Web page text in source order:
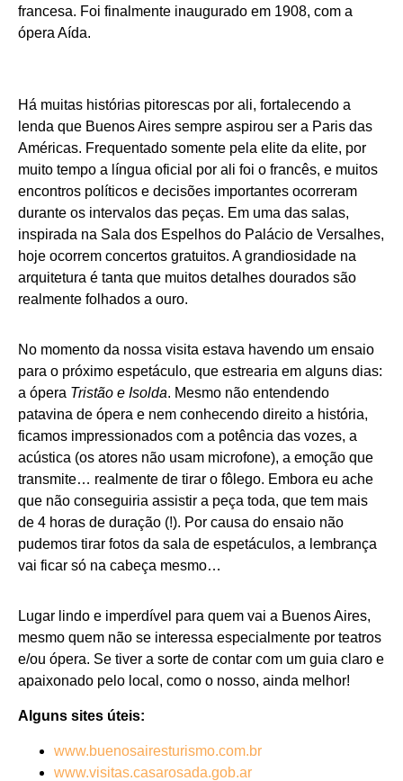
francesa. Foi finalmente inaugurado em 1908, com a
ópera Aída.
Há muitas histórias pitorescas por ali, fortalecendo a
lenda que Buenos Aires sempre aspirou ser a Paris das
Américas. Frequentado somente pela elite da elite, por
muito tempo a língua oficial por ali foi o francês, e muitos
encontros políticos e decisões importantes ocorreram
durante os intervalos das peças. Em uma das salas,
inspirada na Sala dos Espelhos do Palácio de Versalhes,
hoje ocorrem concertos gratuitos. A grandiosidade na
arquitetura é tanta que muitos detalhes dourados são
realmente folhados a ouro.
No momento da nossa visita estava havendo um ensaio
para o próximo espetáculo, que estrearia em alguns dias:
a ópera Tristão e Isolda. Mesmo não entendendo
patavina de ópera e nem conhecendo direito a história,
ficamos impressionados com a potência das vozes, a
acústica (os atores não usam microfone), a emoção que
transmite… realmente de tirar o fôlego. Embora eu ache
que não conseguiria assistir a peça toda, que tem mais
de 4 horas de duração (!). Por causa do ensaio não
pudemos tirar fotos da sala de espetáculos, a lembrança
vai ficar só na cabeça mesmo…
Lugar lindo e imperdível para quem vai a Buenos Aires,
mesmo quem não se interessa especialmente por teatros
e/ou ópera. Se tiver a sorte de contar com um guia claro e
apaixonado pelo local, como o nosso, ainda melhor!
Alguns sites úteis:
www.buenosairesturismo.com.br
www.visitas.casarosada.gob.ar